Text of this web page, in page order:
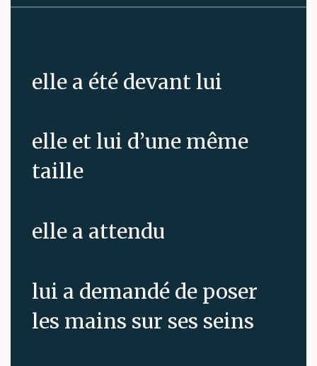
elle a été devant lui
elle et lui d’une même
taille
elle a attendu
lui a demandé de poser
les mains sur ses seins